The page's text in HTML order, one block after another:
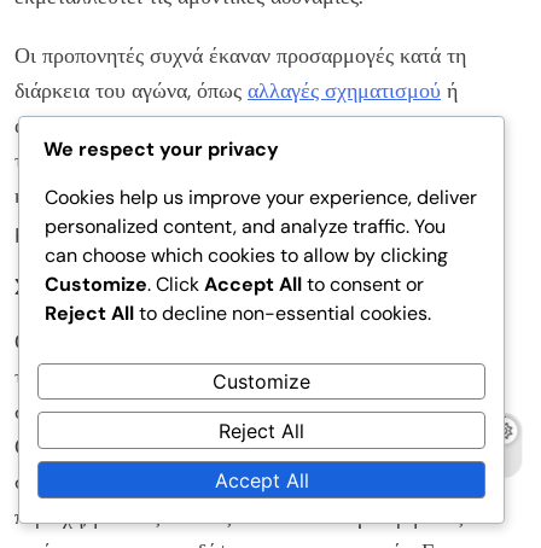
Οι προπονητές συχνά έκαναν προσαρμογές κατά τη
διάρκεια του αγώνα, όπως αλλαγές σχηματισμού ή
αντικαταστάσεις παικτών, για να αντεπεξέλθουν στις
τακτικές της αντίπαλης ομάδας. Αυτή η ευελιξία ήταν
κρίσιμη σε σφιχτούς αγώνες, όπου ένα μόνο γκολ
μπορούσε να καθορίσει την έκβαση.
Στρατηγικές στημένων φάσεων
Οι στημένες φάσεις έπαιξαν σημαντικό ρόλο στο
τουρνουά, με τις ομάδες να εφαρμόζουν διάφορες
στρατηγικές για να εκμεταλλευτούν αυτές τις ευκαιρίες.
Οι κόρνερ και οι ελεύθερες χτυπήματα συχνά
σχεδιάζονταν για να δημιουργήσουν ανισορροπίες στην
περιοχή, με τους παίκτες να κάνουν συγκεκριμένες
We respect your privacy
Cookies help us improve your experience, deliver
personalized content, and analyze traffic. You
can choose which cookies to allow by clicking
Customize. ClickAccept Allto consent or
Reject Allto decline non-essential cookies.
Customize
Reject All
Accept All